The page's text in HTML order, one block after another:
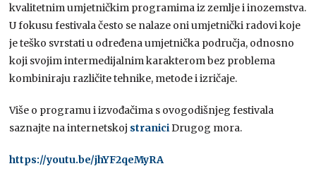
kvalitetnim umjetničkim programima iz zemlje i inozemstva.
U fokusu festivala često se nalaze oni umjetnički radovi koje
je teško svrstati u određena umjetnička područja, odnosno
koji svojim intermedijalnim karakterom bez problema
kombiniraju različite tehnike, metode i izričaje.
Više o programu i izvođačima s ovogodišnjeg festivala
saznajte na internetskoj straniciDrugog mora.
https://youtu.be/jhYF2qeMyRA